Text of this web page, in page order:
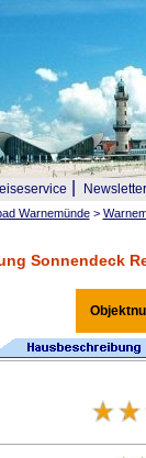
Newsletter
Warnemünde>
Sonnendeck